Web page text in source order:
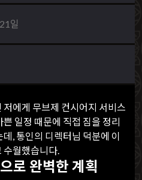
일
에게 무브제 컨시어지 서비스
일정 때문에 직접 짐을 정리
, 통인의 디렉터님 덕분에 이
수월했습니다.
로 완벽한 계획